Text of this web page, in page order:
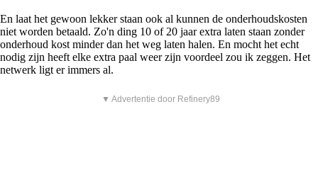
En laat het gewoon lekker staan ook al kunnen de onderhoudskosten
niet worden betaald. Zo'n ding 10 of 20 jaar extra laten staan zonder
onderhoud kost minder dan het weg laten halen. En mocht het echt
nodig zijn heeft elke extra paal weer zijn voordeel zou ik zeggen. Het
netwerk ligt er immers al.
▼ Advertentie door Refinery89